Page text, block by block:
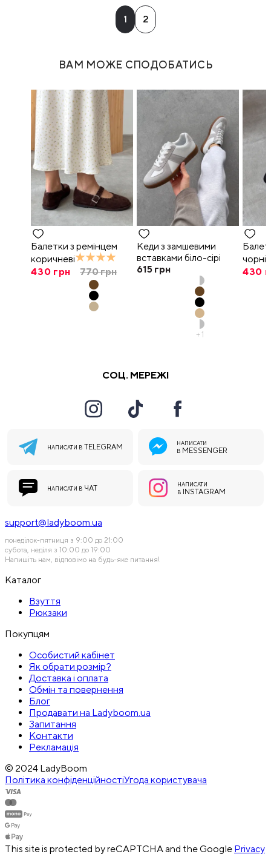
1 2
ВАМ МОЖЕ СПОДОБАТИСЬ
Балетки з ремінцем
коричневі
430 грн 770грн
Кеди з замшевими
вставками біло-сірі
615 грн
+1
чорні
430
СОЦ. МЕРЕЖІ
НАПИСАТИ В TELEGRAM
НАПИСАТИ
В MESSENGER
НАПИСАТИ В ЧАТ
НАПИСАТИ
В
INSTAGRAM
support@ladyboom.ua
понеділок-пятниця з 9:00 до 21:00
субота, неділя з 10:00 до 19:00
Напишіть нам, відповімо на будь-яке питання!
Каталог
Взуття
Рюкзаки
Покупцям
Особистий кабінет
Як обрати розмір?
Доставка і оплата
Обмін та повернення
Блог
Продавати на Ladyboom.ua
Запитання
Контакти
Рекламація
© 2024 LadyBoom
Політика конфіденційностіУгода користувача
This site is protected by reCAPTCHA and the Google Privacy